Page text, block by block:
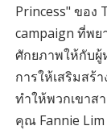
Princess" ของ
campaign ที่พย
ศักยภาพให้กับผู้
การให้เสริมสร้
ทำให้พวกเขาส
คุณ Fannie